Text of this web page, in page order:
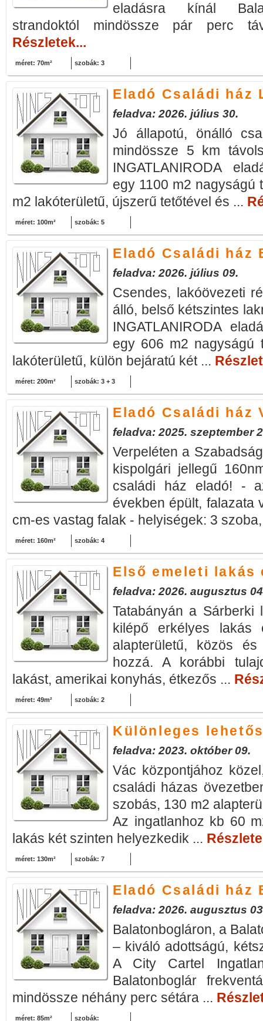
eladásra kínál
strandoktól mindössze pár perc
Részletek...
méret: 70m² szobák: 3
Eladó Családi ház
feladva: 2026. július 30.
Jó állapotú, önálló
mindössze 5 km
INGATLANIRODA
egy 1100 m2 nagyságú
m2 lakóterületű, újszerű tetőtével és ...
méret: 100m² szobák: 5
Eladó Családi ház
feladva: 2026. július 09.
Csendes, lakóövezeti
álló, belső kétszintes
INGATLANIRODA
egy 606 m2 nagyságú
lakóterületű, külön bejáratú két ...
méret: 200m² szobák: 3 + 3
Eladó Családi ház
feladva: 2025. szeptember
Verpeléten a
kispolgári jellegű
családi ház eladó! -
években épült, falazata
cm-es vastag falak - helyiségek: 3
méret: 160m² szobák: 4
Első emeleti lakás
feladva: 2026. augusztus
Tatabányán a Sárberki
kilépő erkélyes
alapterületű, közös
hozzá. A korábbi
lakást, amerikai konyhás, étkezős ...
méret: 49m² szobák: 2
Különleges
feladva: 2023. október 09.
Vác központjához
családi házas
szobás, 130 m2
Az ingatlanhoz kb 60
lakás két szinten helyezkedik ...
méret: 130m² szobák: 7
Eladó Családi ház
feladva: 2026. augusztus
Balatonbogláron, a
– kiváló adottságú,
A City Cartel
Balatonboglár
mindössze néhány perc sétára ...
méret: 85m² szobák: